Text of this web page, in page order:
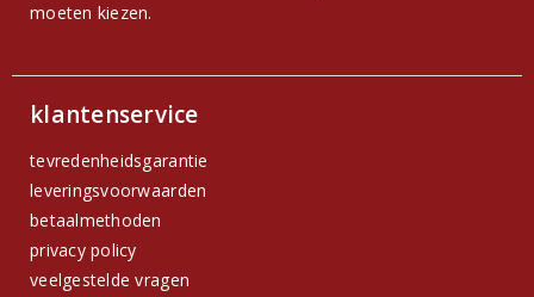
moeten kiezen.
klantenservice
tevredenheidsgarantie
leveringsvoorwaarden
betaalmethoden
privacy policy
veelgestelde vragen